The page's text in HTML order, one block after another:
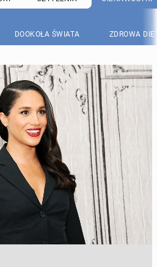
DOOKOŁA ŚWIATA ZDROWA